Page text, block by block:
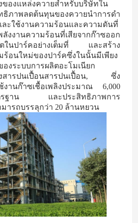
ล์
ของแหล่งควายสําหรับบริษัทใน
ภาพลดต้นทุนของควายนําการดํา
ละใช้งานความร้อนและความดันที่
งงานความร้อนที่เสียจากก๊าซออก
ตในปาร์คอย่างเต็มที่ และสร้าง
ร้อนใหม่ของปาร์คซึ่งในนั้นมีเพียง
งระบบการผลิตอะโมเนียก
งสารปนเปื้อนสารปนเปื้อน, ซึ่ง
งานก๊าซเชื้อเพลิงประมาณ 6,000
ตรฐาน และประสิทธิภาพการ
ารถบรรลุกว่า 20 ล้านหยวน